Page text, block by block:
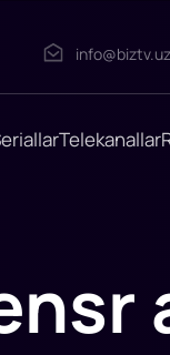
info@biztv.uz
Telekanallar